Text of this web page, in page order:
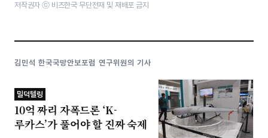
저작권자 ⓒ 비즈한국 무단전재 및 재배포 금지
김민석 한국국방안보포럼 연구위원의 기사
밀덕텔링
10억 짜리 자폭드론 ‘K-
루카스’가 풀어야 할 진짜 숙제